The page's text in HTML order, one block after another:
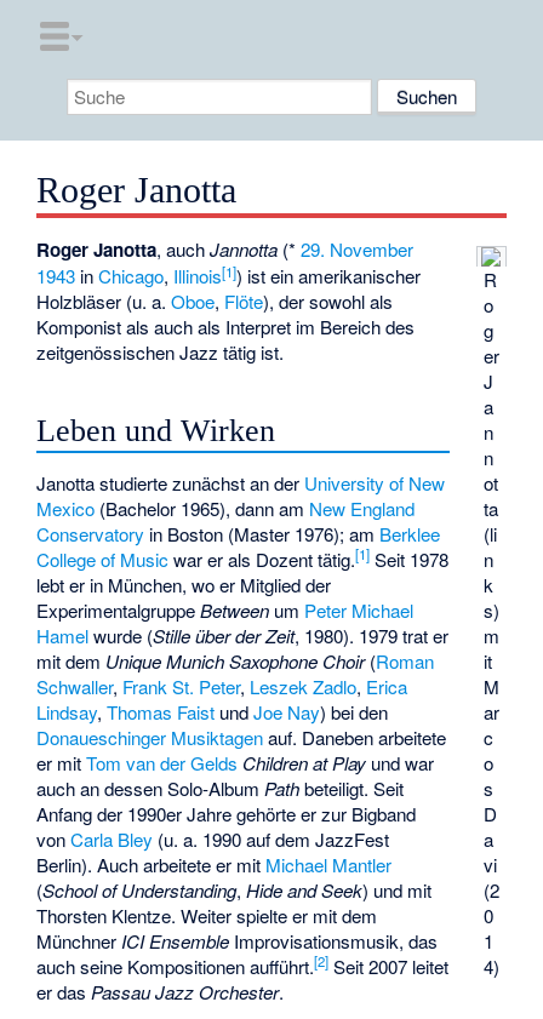
Roger Janotta
R
o
g
er
J
a
n
n
ot
ta
(li
n
k
s)
m
it
M
ar
c
o
s
D
a
vi
(2
0
1
4)
Roger Janotta, auchJannotta (*29. November
1943 inChicago, Illinois[1]) ist ein amerikanischer
Holzbläser (u. a.Oboe, Flöte), der sowohl als
Komponist als auch als Interpret im Bereich des
zeitgenössischen Jazz tätig ist.
Leben und Wirken
Janotta studierte zunächst an der University of New
Mexico (Bachelor 1965), dann am New England
Conservatory in Boston (Master 1976); am Berklee
College of Musicwar er als Dozent tätig.[1] Seit 1978
lebt er in München, wo er Mitglied der
ExperimentalgruppeBetween um Peter Michael
Hamelwurde (Stille über der Zeit, 1980). 1979 trat er
mit dem Unique Munich Saxophone Choir(Roman
Schwaller, Frank St. Peter, Leszek Zadlo, Erica
Lindsay,Thomas Faist undJoe Nay) bei den
Donaueschinger Musiktagenauf. Daneben arbeitete
er mitTom van der Gelds Children at Play und war
auch an dessen Solo-Album Pathbeteiligt. Seit
Anfang der 1990er Jahre gehörte er zur Bigband
vonCarla Bley (u. a. 1990 auf demJazzFest
Berlin). Auch arbeitete er mit Michael Mantler
(School of Understanding,Hide and Seek) und mit
Thorsten Klentze. Weiter spielte er mit dem
Münchner ICI Ensemble Improvisationsmusik, das
auch seine Kompositionen aufführt.[2] Seit 2007 leitet
er das Passau Jazz Orchester.